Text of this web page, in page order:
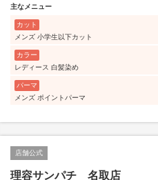
主なメニュー
カット
メンズ 小学生以下カット
カラー
レディース 白髪染め
パーマ
メンズ ポイントパーマ
店舗公式
理容サンパチ 名取店